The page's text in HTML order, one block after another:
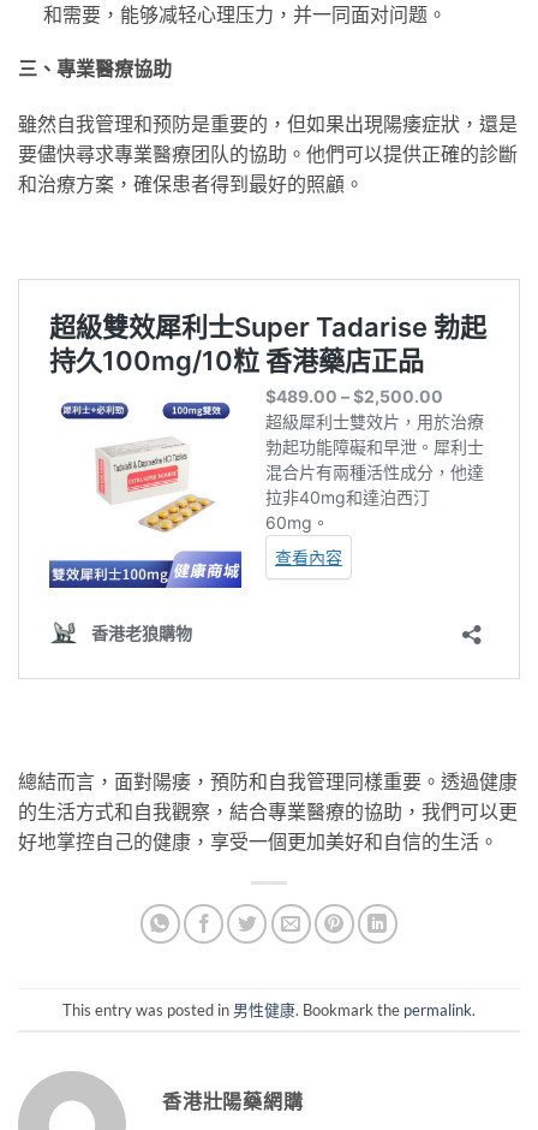
和需要，能够减轻心理压力，并一同面对问题。
三、專業醫療協助
雖然自我管理和预防是重要的，但如果出現陽痿症狀，還是
要儘快尋求專業醫療团队的協助。他們可以提供正確的診斷
和治療方案，確保患者得到最好的照顧。
總結而言，面對陽痿，預防和自我管理同樣重要。透過健康
的生活方式和自我觀察，結合專業醫療的協助，我們可以更
好地掌控自己的健康，享受一個更加美好和自信的生活。
This entry was posted in 男性健康. Bookmark the permalink.
香港壯陽藥網購